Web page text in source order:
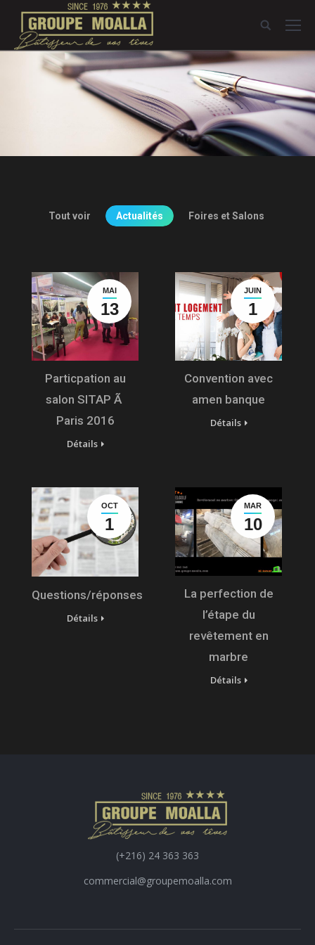
Tout voir Actualités Foires et Salons
MAI
13
Particpation au
salon SITAP Ã
Paris 2016
Détails
JUIN
1
Convention avec
amen banque
Détails
OCT
1
Questions/réponses
Détails
MAR
10
La perfection de
l’étape du
revêtement en
marbre
Détails
(+216) 24 363 363
commercial@groupemoalla.com